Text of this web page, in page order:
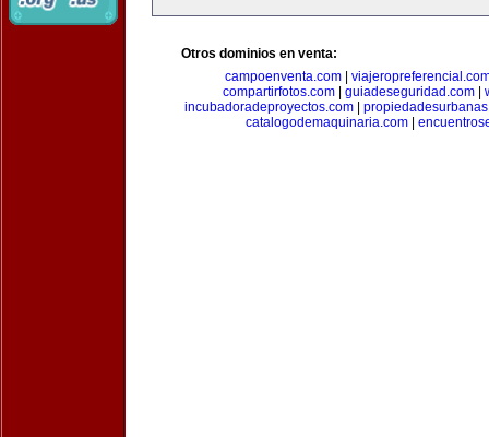
Otros dominios en venta:
campoenventa.com
compartirfotos.com| guiadeseguridad.com|
incubadoradeproyectos.com
catalogodemaquinaria.com|